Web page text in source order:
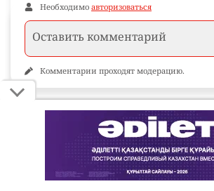
Необходимо авторизоваться
Комментарии проходят модерацию.
Пока нет комментариев…